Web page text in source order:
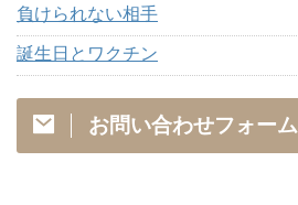
負けられない相手
誕生日とワクチン
お問い合わせフォーム